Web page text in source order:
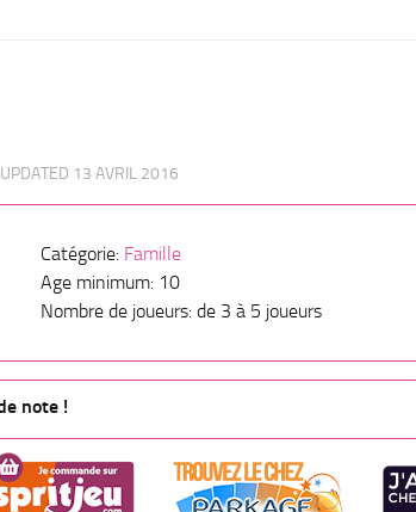
UPDATED 13 AVRIL 2016
Catégorie: Famille
Age minimum: 10
Nombre de joueurs: de 3 à 5 joueurs
note !